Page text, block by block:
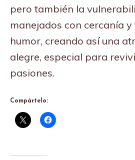
pero también la
manejados con cercanía y
humor, creando así una
alegre, especial para
pasiones.
Compártelo: